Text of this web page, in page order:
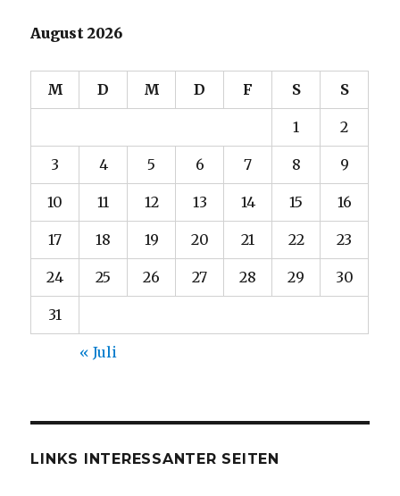
August 2026
M D M D F S S
1 2
3 4 5 6 7 8 9
10 11 12 13 14 15 16
17 18 19 20 21 22 23
24 25 26 27 28 29 30
31
« Juli
LINKS INTERESSANTER SEITEN